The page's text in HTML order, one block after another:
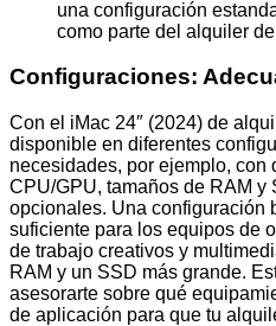
una configuración
como parte del alquiler
Configuraciones:
Con el iMac 24″ (2024) de
disponible en diferentes
necesidades, por ejemplo, con
CPU/GPU, tamaños de RAM y
opcionales. Una configuración
suficiente para los equipos de
de trabajo creativos y
RAM y un SSD más grande.
asesorarte sobre qué
de aplicación para que tu